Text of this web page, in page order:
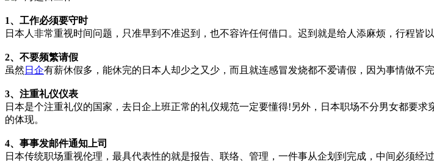
1、工作必须要守时
日本人非常重视时间问题，只准早到不准迟到，也不容许任何借口。迟到就是给人添麻烦，行程皆以
2、不要频繁请假
虽然 日企有薪休假多，能休完的日本人却少之又少，而且就连感冒发烧都不爱请假，因为事情做不
3、注重礼仪仪表
日本是个注重礼仪的国家，去日企上班正常的礼仪规范一定要懂得!另外，日本职场不分男女都要
的体现。
4、事事发邮件通知上司
日本传统职场重视伦理，最具代表性的就是报告、联络、管理，一件事从企划到完成，中间必须经